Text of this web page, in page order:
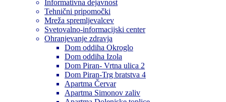
Informativna dejavnost
Tehnični pripomočki
Mreža spremljevalcev
Svetovalno-informacijski center
Ohranjevanje zdravja
Dom oddiha Okroglo
Dom oddiha Izola
Dom Piran- Vrtna ulica 2
Dom Piran-Trg bratstva 4
Apartma Červar
Apartma Simonov zaliv